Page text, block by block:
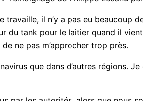
il n’y a pas eu beaucoup
du tank pour le laitier quand il
ne pas m’approcher trop près.
que dans d’autres régions.